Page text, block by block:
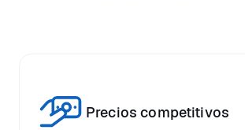
Precios competitivos